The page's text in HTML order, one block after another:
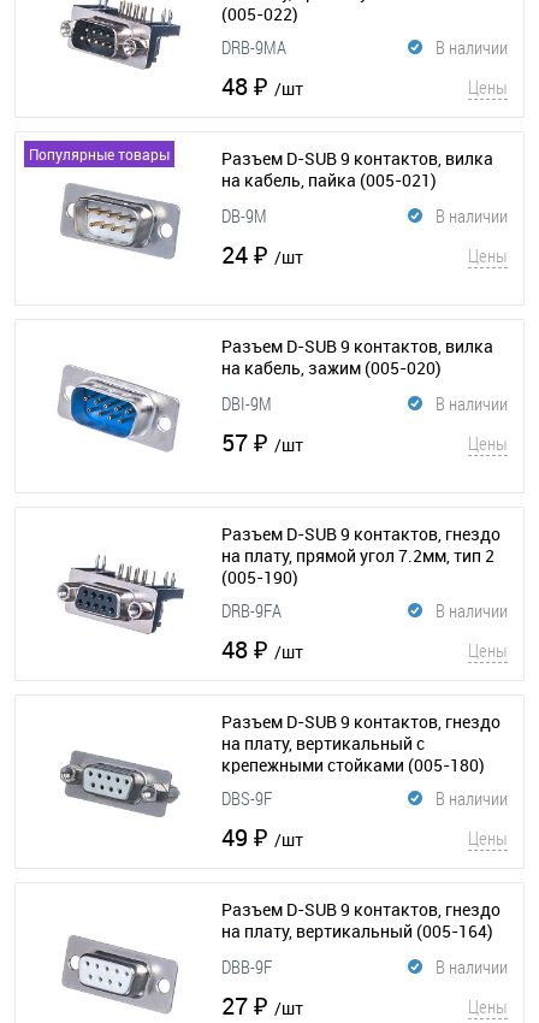
(005-022)
В наличии
DRB-9MA
48 ₽ /шт Цены
Популярные товары
Разъем D-SUB 9 контактов, вилка
на кабель, пайка (005-021)
В наличии
DB-9M
24 ₽ /шт Цены
Разъем D-SUB 9 контактов, вилка
на кабель, зажим (005-020)
В наличии
DBI-9M
57 ₽ /шт Цены
Разъем D-SUB 9 контактов, гнездо
на плату, прямой угол 7.2мм, тип 2
(005-190)
В наличии
DRB-9FA
48 ₽ /шт Цены
Разъем D-SUB 9 контактов, гнездо
на плату, вертикальный с
крепежными стойками (005-180)
В наличии
DBS-9F
49 ₽ /шт Цены
Разъем D-SUB 9 контактов, гнездо
на плату, вертикальный (005-164)
В наличии
DBB-9F
27 ₽ /шт Цены